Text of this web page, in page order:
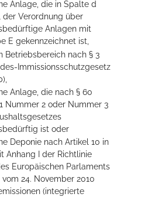
Anlage, die in Spalte d
der Verordnung über
Anlagen mit
E gekennzeichnet ist,
Betriebsbereich nach § 3
Immissionsschutzgesetz
Anlage, die nach § 60
Nummer 2 oder Nummer 3
ist oder
Deponie nach Artikel 10 in
Anhang I der Richtlinie
Europäischen Parlaments
24. November 2010
(integrierte